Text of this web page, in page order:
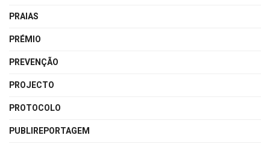
PRAIAS
PRÉMIO
PREVENÇÃO
PROJECTO
PROTOCOLO
PUBLIREPORTAGEM